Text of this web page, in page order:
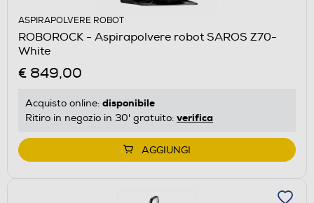
ASPIRAPOLVERE ROBOT
ROBOROCK - Aspirapolvere robot SAROS Z70-
White
€ 849,00
Acquisto online: disponibile
Ritiro in negozio in 30' gratuito: verifica
AGGIUNGI